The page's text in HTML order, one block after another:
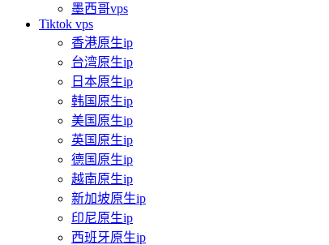
墨西哥vps
Tiktok vps
香港原生ip
台湾原生ip
日本原生ip
韩国原生ip
美国原生ip
英国原生ip
德国原生ip
越南原生ip
新加坡原生ip
印尼原生ip
西班牙原生ip